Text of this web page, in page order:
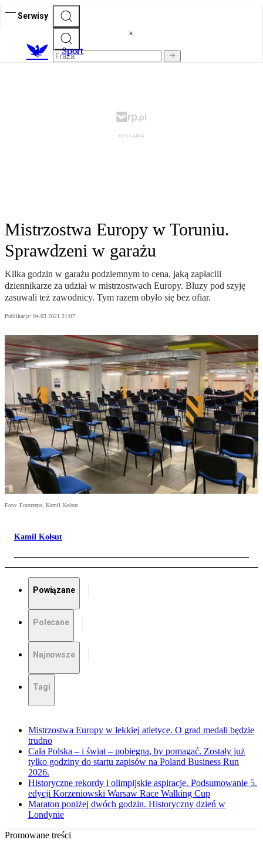
Serwisy
Sport
Mistrzostwa Europy w Toruniu.
Sprawdzeni w garażu
Kilka godzin w garażu podziemnym to cena, jaką zapłacili
dziennikarze za udział w mistrzostwach Europy. Bluzy pod szyję
zasuwali też zawodnicy. Tym razem obyło się bez ofiar.
Publikacja: 04.03.2021 21:07
Foto: Fotorzepa, Kamil Kołsut
Kamil Kołsut
Powiązane
Polecane
Najnowsze
Tagi
Mistrzostwa Europy w lekkiej atletyce. O grad medali będzie
trudno
Cała Polska – i świat – pobiegną, by pomagać. Zostały już
tylko godziny do startu zapisów na Poland Business Run
2026.
Historyczne rekordy i olimpijskie aspiracje. Podsumowanie 5.
edycji Korzeniowski Warsaw Race Walking Cup
Maraton poniżej dwóch godzin. Historyczny dzień w
Londynie
Promowane treści